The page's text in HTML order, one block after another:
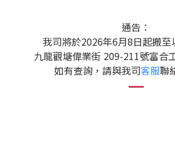
通告：
我司將於2026年6月8日起搬至
九龍觀塘偉業街 209-211號富合
如有查詢，請與我司客服聯